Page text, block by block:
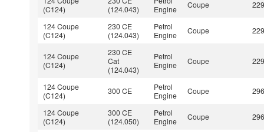
(C124)
(124.043)
Engine
Coupe
124 Coupe
(C124)
230 CE
(124.043)
Petrol
Engine
Coupe
124 Coupe
(C124)
230 CE
Cat
(124.043)
Petrol
Engine
Coupe
124 Coupe
(C124)
300 CE
Petrol
Engine
Coupe
124 Coupe
(C124)
300 CE
(124.050)
Petrol
Engine
Coupe